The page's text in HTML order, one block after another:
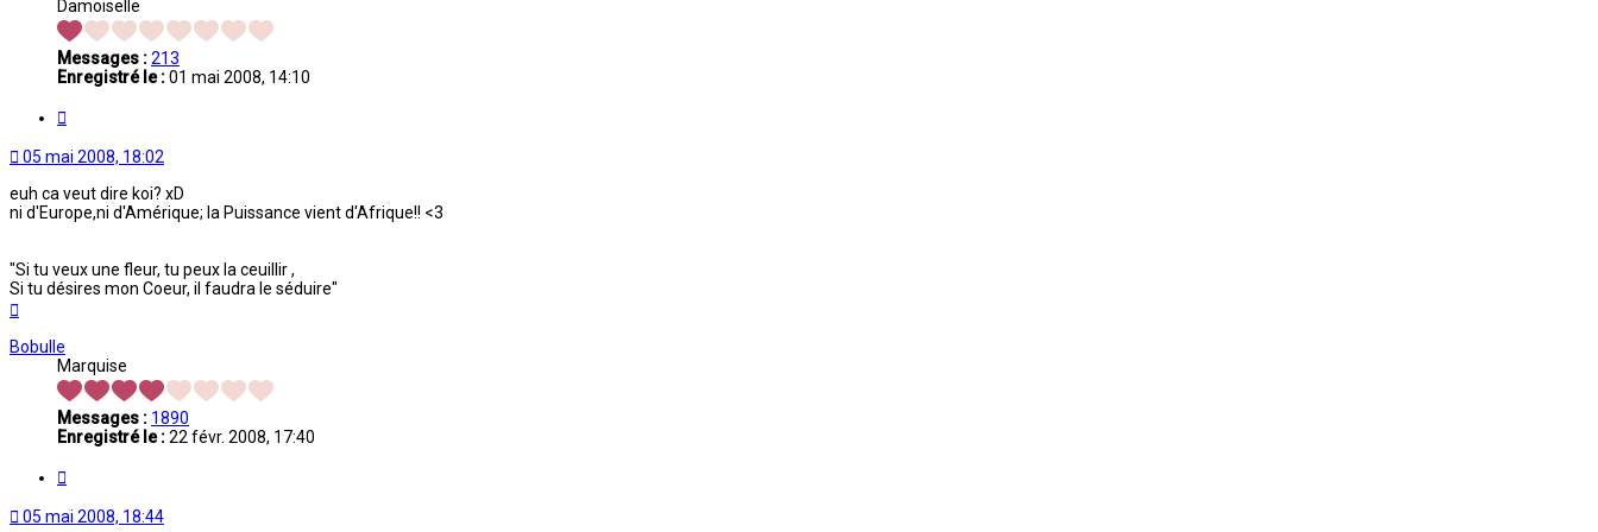
Damoiselle
Messages :213
Enregistré le :01 mai 2008, 14:10
05 mai 2008, 18:02
euh ca veut dire koi? xD
ni d'Europe,ni d'Amérique; la Puissance vient d'Afrique!! <3
"Si tu veux une fleur, tu peux la ceuillir ,
Si tu désires mon Coeur, il faudra le séduire"
Bobulle
Marquise
Messages : 1890
Enregistré le :22 févr. 2008, 17:40
05 mai 2008, 18:44